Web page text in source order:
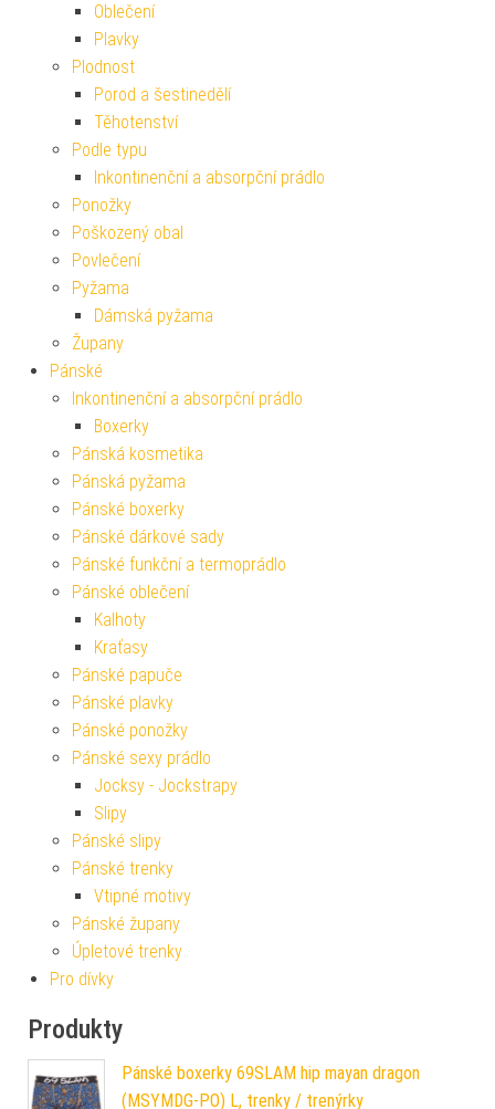
Oblečení
Plavky
Plodnost
Porod a šestinedělí
Těhotenství
Podle typu
Inkontinenční a absorpční prádlo
Ponožky
Poškozený obal
Povlečení
Pyžama
Dámská pyžama
Župany
Pánské
Inkontinenční a absorpční prádlo
Boxerky
Pánská kosmetika
Pánská pyžama
Pánské boxerky
Pánské dárkové sady
Pánské funkční a termoprádlo
Pánské oblečení
Kalhoty
Kraťasy
Pánské papuče
Pánské plavky
Pánské ponožky
Pánské sexy prádlo
Jocksy - Jockstrapy
Slipy
Pánské slipy
Pánské trenky
Vtipné motivy
Pánské župany
Úpletové trenky
Pro dívky
Produkty
Pánské boxerky 69SLAM hip mayan dragon
(MSYMDG-PO) L, trenky / trenýrky